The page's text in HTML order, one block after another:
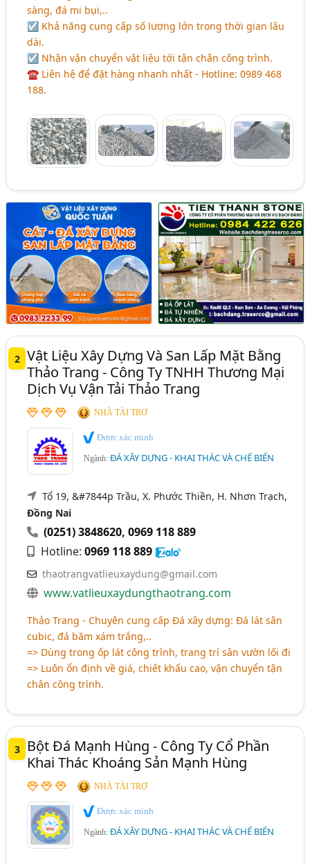
sàng, đá mi bụi,..
☑ Khả năng cung cấp số lượng lớn trong thời gian lâu
dài.
☑ Nhận vận chuyển vật liệu tới tận chân công trình.
☎ Liên hệ để đặt hàng nhanh nhất - Hotline: 0989 468
188.
2 Vật Liệu Xây Dựng Và San Lấp Mặt Bằng
Thảo Trang - Công Ty TNHH Thương Mại
Dịch Vụ Vận Tải Thảo Trang
NHÀ TÀI TRỢ
Được xác minh
Ngành:ĐÁ XÂY DỰNG - KHAI THÁC VÀ CHẾ BIẾN
Tổ 19, &#7844p Trầu, X. Phước Thiền, H. Nhơn Trạch,
Đồng Nai
(0251) 3848620,0969 118 889
Hotline:0969 118 889
thaotrangvatlieuxaydung@gmail.com
www.vatlieuxaydungthaotrang.com
Thảo Trang - Chuyên cung cấp Đá xây dựng: Đá lát sân
cubic, đá băm xám trắng,..
=> Dùng trong ốp lát công trình, trang trí sân vườn lối đi
=> Luôn ổn định về giá, chiết khấu cao, vận chuyển tận
chân công trình.
3
Bột Đá Mạnh Hùng - Công Ty Cổ Phần
Khai Thác Khoáng Sản Mạnh Hùng
NHÀ TÀI TRỢ
Được xác minh
Ngành:ĐÁ XÂY DỰNG - KHAI THÁC VÀ CHẾ BIẾN